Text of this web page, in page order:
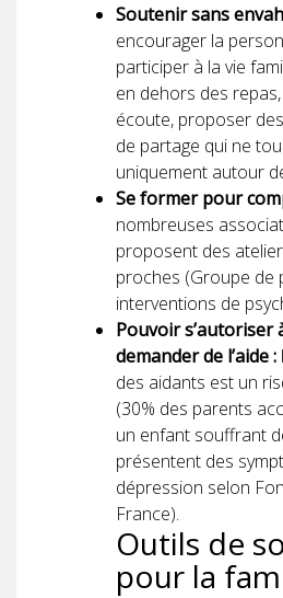
Soutenir sans
encourager la
participer à la vie
en dehors des
écoute, proposer
de partage qui ne
uniquement autour
Se former pour
nombreuses
proposent des
proches (Groupe de
interventions de
Pouvoir s’autoriser
demander de l’aide :
des aidants est un
(30% des parents
un enfant souffrant
présentent des
dépression selon
France).
Outils de
pour la